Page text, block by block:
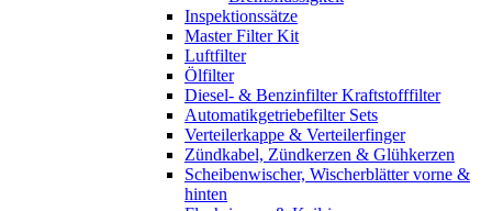
Inspektionssätze
Master Filter Kit
Luftfilter
Ölfilter
Diesel- & Benzinfilter Kraftstofffilter
Automatikgetriebefilter Sets
Verteilerkappe & Verteilerfinger
Zündkabel, Zündkerzen & Glühkerzen
Scheibenwischer, Wischerblätter vorne &
hinten